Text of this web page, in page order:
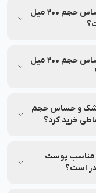
تولید شده است.
آیا ژل شستشوی مناسب پوست خشک و حساس حجم 200 میل
غذا و دارو می‌باشد
آیا ژل شستشوی مناسب پوست خشک و حساس حجم 200 میل
ارائه می‌شود تا
و تا 7 روز پس از تحویل سفارش امکان
و حساس حجم
به صورت اعتباری و
مناسب پوست